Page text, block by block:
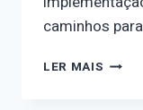
caminhos
LER MAIS